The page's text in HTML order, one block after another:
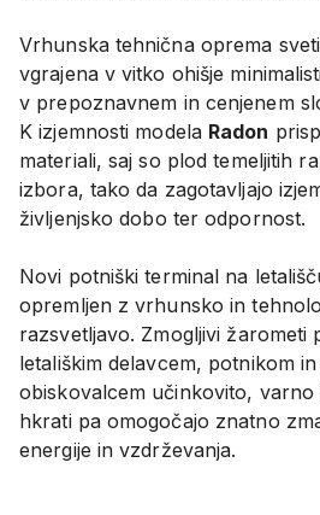
Vrhunska tehnična oprema
vgrajena v vitko ohišje
v prepoznavnem in cenjenem
K izjemnosti modela Radon
materiali, saj so plod temeljitih
izbora, tako da zagotavljajo
življenjsko dobo ter odpornost.
Novi potniški terminal na
opremljen z vrhunsko in
razsvetljavo. Zmogljivi žarometi
letališkim delavcem, potnikom
obiskovalcem učinkovito, varno
hkrati pa omogočajo znatno
energije in vzdrževanja.